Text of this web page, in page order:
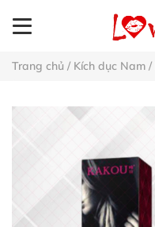
Trang chủ / Kích dục Nam /